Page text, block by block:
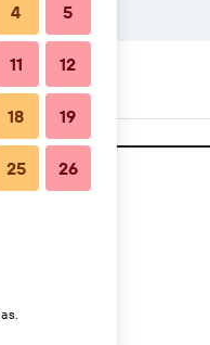
4 5
11 12
18 19
25 26